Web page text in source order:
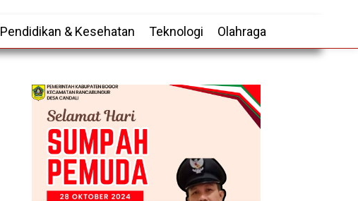
Pendidikan & Kesehatan Teknologi Olahraga